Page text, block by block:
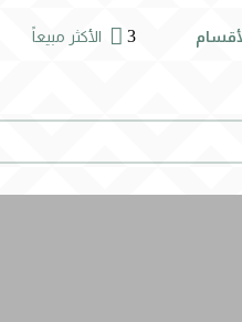
3
 الأكثر مبيعاً